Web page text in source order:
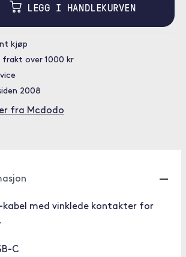
LEGG I HANDLEKURVEN
kjøp
frakt over 1000 kr
2008
fra Mcdodo
kabel med vinklede kontakter for
C